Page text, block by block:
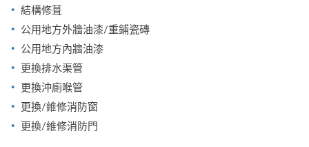
結構修葺
公用地方外牆油漆/重鋪瓷磚
公用地方內牆油漆
更換排水渠管
更換沖廁喉管
更換/維修消防窗
更換/維修消防門